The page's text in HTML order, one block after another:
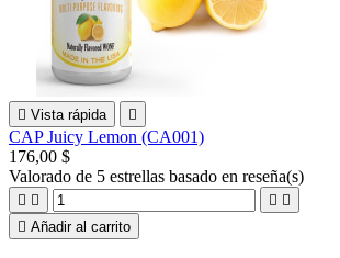
 Vista rápida 
CAP Juicy Lemon (CA001)
176,00 $
Valorado de 5 estrellas basado en reseña(s)
   
 Añadir al carrito